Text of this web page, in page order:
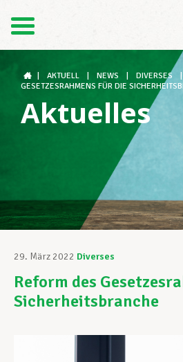
FR
Der LCGB
Gewerkschaftsstrukturen
Unterstützung im
Ihre Rechte
AKTUELL NEWS DIVERSES
GESETZESRAHMENS FÜR DIE
Aktuelles
29. März 2022 Diverses
Reform des
Sicherheitsbranche